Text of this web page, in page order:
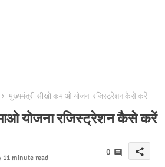
मुख्यमंत्री सीखो कमाओ योजना रजिस्ट्रेशन कैसे करें
योजना रजिस्ट्रेशन कैसे करें
11 minute read
0 share